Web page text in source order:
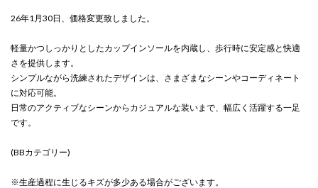
26年1月30日、価格変更致しました。
軽量かつしっかりとしたカップインソールを内蔵し、歩行時に安定感と快適
さを提供します。
シンプルながら洗練されたデザインは、さまざまなシーンやコーディネート
に対応可能。
日常のアクティブなシーンからカジュアルな装いまで、幅広く活躍する一足
です。
(BBカテゴリー)
※生産過程に生じるキズが多少ある場合がございます。